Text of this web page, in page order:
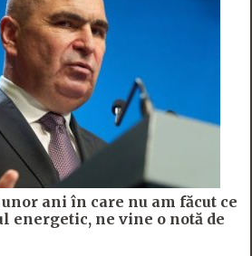
ani în care nu am făcut ce
energetic, ne vine o notă de